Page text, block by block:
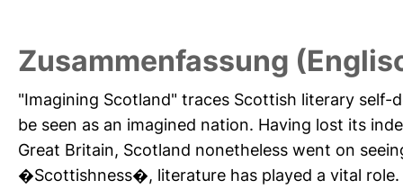
Zusammenfassung
"Imagining Scotland" traces Scottish literary
be seen as an imagined nation. Having lost its
Great Britain, Scotland nonetheless went on
�Scottishness�, literature has played a vital